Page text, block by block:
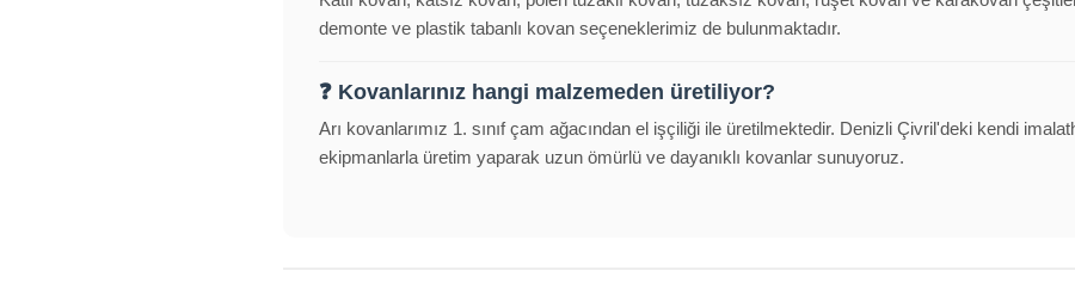
demonte ve plastik tabanlı kovan seçeneklerimiz de bulunmaktadır.
❓ Kovanlarınız hangi malzemeden üretiliyor?
Arı kovanlarımız 1. sınıf çam ağacından el işçiliği ile üretilmektedir. Denizli Çivril'deki kendi
ekipmanlarla üretim yaparak uzun ömürlü ve dayanıklı kovanlar sunuyoruz.